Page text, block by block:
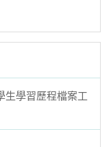
生學習歷程檔案工